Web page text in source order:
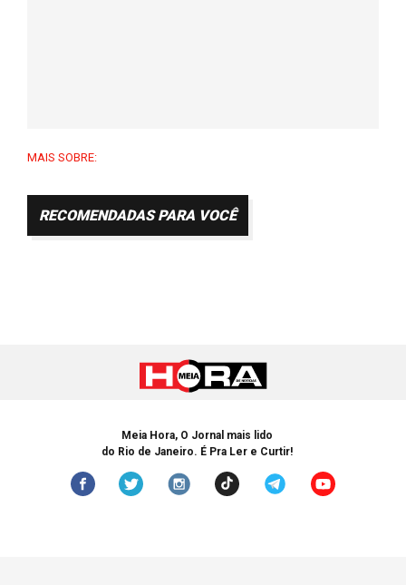
MAIS SOBRE:
RECOMENDADAS PARA VOCÊ
Meia Hora, O Jornal mais lido
do Rio de Janeiro. É Pra Ler e Curtir!